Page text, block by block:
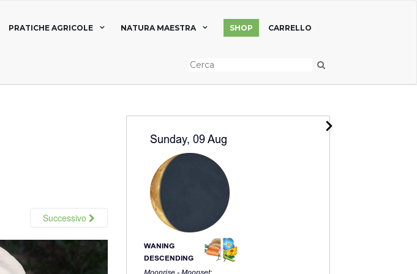
PRATICHE AGRICOLE NATURA MAESTRA SHOP CARRELLO
Successivo